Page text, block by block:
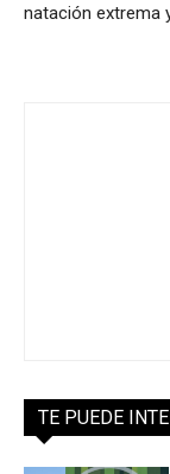
natación extrema
TE PUEDE